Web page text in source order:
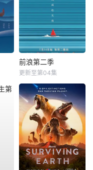
前浪第二季
更新至第04集